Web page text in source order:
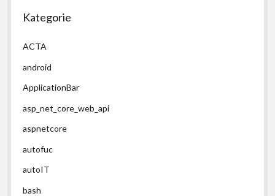
Kategorie
ACTA
android
ApplicationBar
asp_net_core_web_api
aspnetcore
autofuc
autoIT
bash